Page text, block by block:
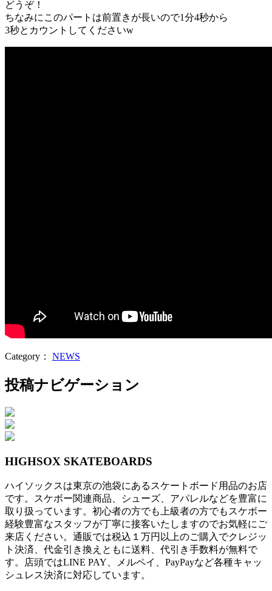
どうぞ！
ちなみにこのパートは前置きが長いので1分4秒から
3秒とカウントしてくださいw
Category： NEWS
投稿ナビゲーション
HIGHSOX SKATEBOARDS
ハイソックスは東京の池袋にあるスケートボード用品のお店
です。スケボー関連商品、シューズ、アパレルなどを豊富に
取り扱っています。初心者の方でも上級者の方でもスケボー
経験豊富なスタッフが丁寧に接客いたしますのでお気軽にご
来店ください。通販では税込１万円以上のご購入でクレジッ
ト決済、代金引き換えともに送料、代引き手数料が無料で
す。店頭ではLINE PAY、メルペイ、PayPayなど各種キャッ
シュレス決済に対応しています。